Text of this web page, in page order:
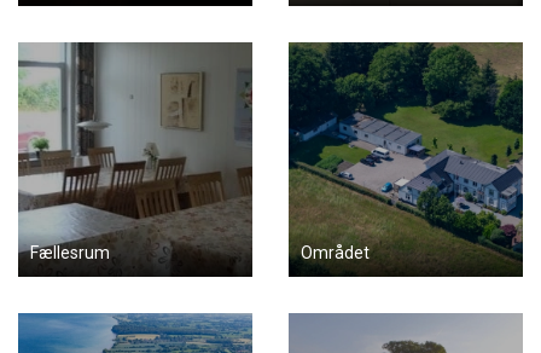
Fællesrum Området